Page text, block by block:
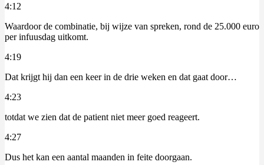
4:12
Waardoor de combinatie, bij wijze van spreken, rond de 25.000 euro
per infuusdag uitkomt.
4:19
Dat krijgt hij dan een keer in de drie weken en dat gaat door…
4:23
totdat we zien dat de patient niet meer goed reageert.
4:27
Dus het kan een aantal maanden in feite doorgaan.